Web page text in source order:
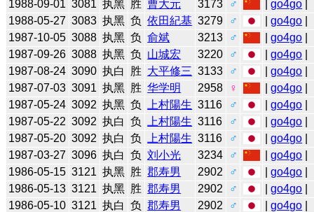
1988-09-01 3081 执黑 胜 曹大元 3173 ♂ |go4go
1988-05-27 3083 执黑 负 依田紀基 3279 ♂ |go4go
1987-10-05 3088 执黑 负 俞斌 3213 ♂ |go4go
1987-09-26 3088 执黑 负 山城宏 3220 ♂ |go4go
1987-08-24 3090 执白 胜 大平修三 3133 ♂ |go4go
1987-07-03 3091 执黑 胜 华学明 2958 ♀ |go4go
1987-05-24 3092 执黑 负 上村陽生 3116 ♂ |go4go
1987-05-22 3092 执白 负 上村陽生 3116 ♂ |go4go
1987-05-20 3092 执白 负 上村陽生 3116 ♂ |go4go
1987-03-27 3096 执白 负 刘小光 3234 ♂ |go4go
1986-05-15 3121 执黑 胜 郡寿男 2902 ♂ |go4go
1986-05-13 3121 执黑 胜 郡寿男 2902 ♂ |go4go
1986-05-10 3121 执白 负 郡寿男 2902 ♂ |go4go